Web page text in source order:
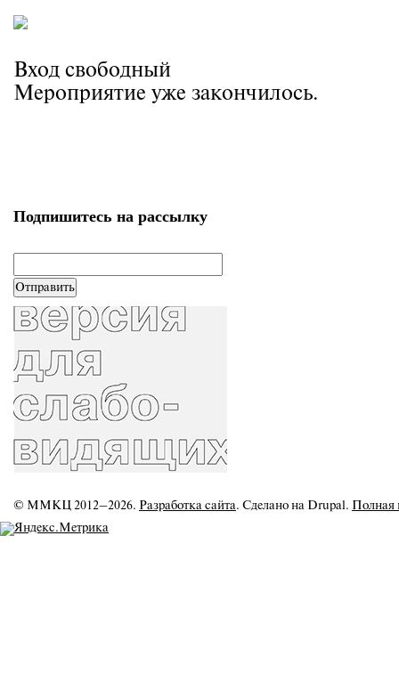
Вход свободный
Мероприятие уже закончилось.
Подпишитесь на рассылку
© ММКЦ 2012–2026. Разработка сайта. Сделано на Drupal. Полная